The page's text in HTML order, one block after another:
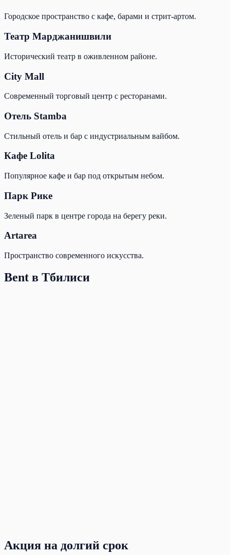
Городское пространство с кафе, барами и стрит-артом.
Театр Марджанишвили
Исторический театр в оживленном районе.
City Mall
Современный торговый центр с ресторанами.
Отель Stamba
Стильный отель и бар с индустриальным вайбом.
Кафе Lolita
Популярное кафе и бар под открытым небом.
Парк Рике
Зеленый парк в центре города на берегу реки.
Artarea
Пространство современного искусства.
Bent в Тбилиси
Акция на долгий срок